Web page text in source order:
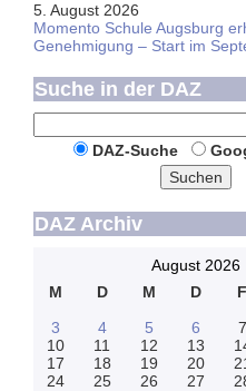
5. August 2026
Momento Schule Augsburg
Genehmigung – Start im
Suche in der DAZ
DAZ-Suche
Suchen
DAZ Archiv
August 2026
M
D M D F
3
4 5 6 7
10
11 12 13
17
18 19 20
24
25 26 27